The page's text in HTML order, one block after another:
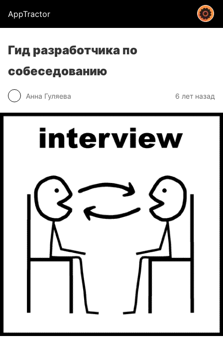
AppTractor
Гид разработчика по
собеседованию
Анна Гуляева 6 лет назад